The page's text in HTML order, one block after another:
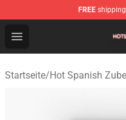
FREE
Open menu
Hot Spanish Shop -
Startseite/Hot Spanish